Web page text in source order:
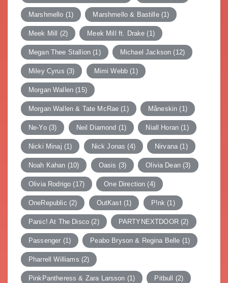
Marshmello (1) Marshmello & Bastille(1)
Meek Mill (2) Meek Mill ft. Drake (1)
Megan Thee Stallion (1) Michael Jackson (12)
Miley Cyrus (3) Mimi Webb (1)
Morgan Wallen (15)
Morgan Wallen & Tate McRae (1) Måneskin (1)
Ne-Yo(3) Neil Diamond (1) Niall Horan (1)
Nicki Minaj (1) Nick Jonas (4) Nirvana (1)
Noah Kahan (10) Oasis (3) Olivia Dean(3)
Olivia Rodrigo (17) One Direction (4)
OneRepublic (2) OutKast(1) P!nk (1)
Panic! At The Disco (2) PARTYNEXTDOOR(2)
Passenger (1) Peabo Bryson & Regina Belle (1)
Pharrell Williams (2)
PinkPantheress & Zara Larsson (1) Pitbull (2)